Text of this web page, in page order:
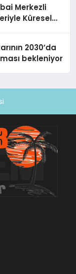
Merkezli
Küresel
2030’da
bekleniyor